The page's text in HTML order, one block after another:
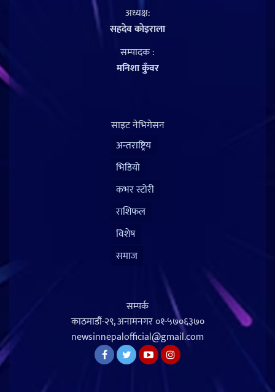
अध्यक्ष:
सहदेव काेइराला
सम्पादक :
मनिशा कुँवर
साइट नेभिगेसन
अन्तराष्ट्रिय
भिडियो
कभर स्टोरी
राशिफल
विशेष
समाज
सम्पर्क
काठमाडौं-२९, अनामनगर०१-५७०६३७०
newsinnepalofficial@gmail.com